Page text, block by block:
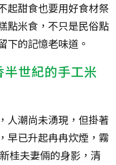
起甜食也要用好食材祭
點米食，不只是民俗點
下的記憶老味道。
半世紀的手工米
人潮尚未湧現，但掛著
早已升起冉冉炊煙，霧
桂夫妻倆的身影，清